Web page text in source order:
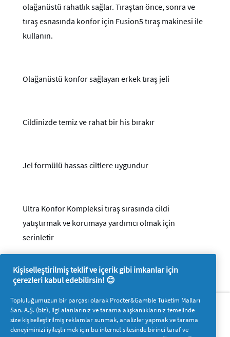
olağanüstü rahatlık sağlar. Tıraştan önce, sonra ve
tıraş esnasında konfor için Fusion5 tıraş makinesi ile
kullanın.
Olağanüstü konfor sağlayan erkek tıraş jeli
Cildinizde temiz ve rahat bir his bırakır
Jel formülü hassas ciltlere uygundur
Ultra Konfor Kompleksi tıraş sırasında cildi
yatıştırmak ve korumaya yardımcı olmak için
serinletir
Hakkımızda
P&G'ye ulaşın
Pg.com.tr’yi ziyaret edin
Kişiselleştirilmiş teklif ve içerik gibi imkanlar için
çerezleri kabul edebilirsin! 😊
Topluluğumuzun bir parçası olarak Procter&Gamble Tüketim Malları
San. A.Ş. (biz), ilgi alanlarınız ve tarama alışkanlıklarınız temelinde
size kişiselleştirilmiş reklamlar sunmak, analizler yapmak ve tarama
deneyiminizi iyileştirmek için bu internet sitesinde birinci taraf ve